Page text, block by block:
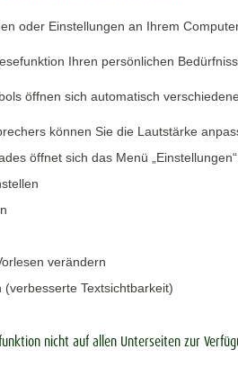
oder Einstellungen an Ihrem
Ihren persönlichen
öffnen sich automatisch
können Sie die Lautstärke
öffnet sich das Menü
verändern
Textsichtbarkeit)
nicht auf allen Unterseiten zur